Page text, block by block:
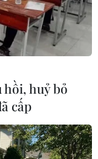
hồi, huỷ bỏ
cấp